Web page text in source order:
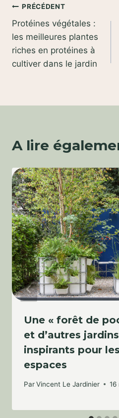
Navigation
de
l’article
PRÉCÉDENT
Protéines végétales :
les meilleures plantes
riches en protéines à
cultiver dans le jardin
A lire
Une « forêt de
et d’autres
inspirants pour
espaces
ParVincent Le Jardinier 16